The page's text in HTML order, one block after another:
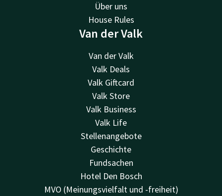
Über uns
House Rules
Van der Valk
Van der Valk
Valk Deals
Valk Giftcard
Valk Store
Valk Business
Valk Life
Stellenangebote
Geschichte
Fundsachen
Hotel Den Bosch
MVO (Meinungsvielfalt und -freiheit)